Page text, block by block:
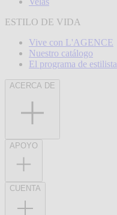
ESTILO DE VIDA
Vive con L'AGENCE
Nuestro catálogo
El programa de estilista
ACERCA DE
APOYO
CUENTA